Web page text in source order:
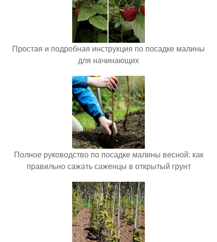
Простая и подробная инструкция по посадке малины
для начинающих
Полное руководство по посадке малины весной: как
правильно сажать саженцы в открытый грунт